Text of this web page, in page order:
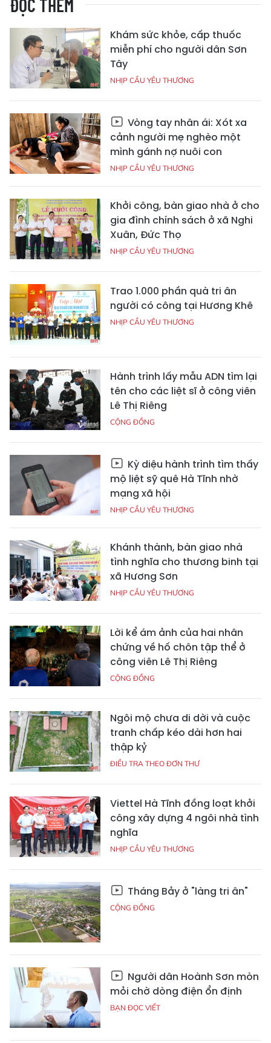
ĐỌC THÊM
Khám sức khỏe, cấp thuốc
miễn phí cho người dân Sơn
Tây
NHỊP CẦU YÊU THƯƠNG
Vòng tay nhân ái: Xót xa
cảnh người mẹ nghèo một
mình gánh nợ nuôi con
NHỊP CẦU YÊU THƯƠNG
Khởi công, bàn giao nhà ở cho
gia đình chính sách ở xã Nghi
Xuân, Đức Thọ
NHỊP CẦU YÊU THƯƠNG
Trao 1.000 phần quà tri ân
người có công tại Hương Khê
NHỊP CẦU YÊU THƯƠNG
Hành trình lấy mẫu ADN tìm lại
tên cho các liệt sĩ ở công viên
Lê Thị Riêng
CỘNG ĐỒNG
Kỳ diệu hành trình tìm thấy
mộ liệt sỹ quê Hà Tĩnh nhờ
mạng xã hội
NHỊP CẦU YÊU THƯƠNG
Khánh thành, bàn giao nhà
tình nghĩa cho thương binh tại
xã Hương Sơn
NHỊP CẦU YÊU THƯƠNG
Lời kể ám ảnh của hai nhân
chứng về hố chôn tập thể ở
công viên Lê Thị Riêng
CỘNG ĐỒNG
Ngôi mộ chưa di dời và cuộc
tranh chấp kéo dài hơn hai
thập kỷ
ĐIỀU TRA THEO ĐƠN THƯ
Viettel Hà Tĩnh đồng loạt khởi
công xây dựng 4 ngôi nhà tình
nghĩa
NHỊP CẦU YÊU THƯƠNG
Tháng Bảy ở "làng tri ân"
CỘNG ĐỒNG
Người dân Hoành Sơn mòn
mỏi chờ dòng điện ổn định
BẠN ĐỌC VIẾT